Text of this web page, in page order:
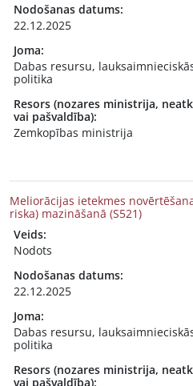
Nodošanas datums:
22.12.2025
Joma:
Dabas resursu,
politika
Resors (nozares ministrija,
vai pašvaldība):
Zemkopības ministrija
Meliorācijas ietekmes
riska) mazināšanā (S521)
Veids:
Nodots
Nodošanas datums:
22.12.2025
Joma:
Dabas resursu,
politika
Resors (nozares ministrija,
vai pašvaldība):